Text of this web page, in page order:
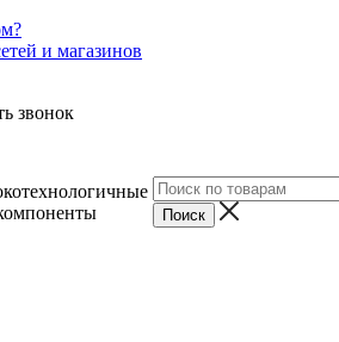
и магазинов
звонок